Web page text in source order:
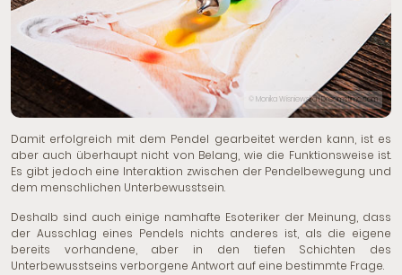
© Monika Wisniewska | Dreamstime.com
Damit erfolgreich mit dem Pendel gearbeitet werden kann, ist es
aber auch überhaupt nicht von Belang, wie die Funktionsweise ist.
Es gibt jedoch eine Interaktion zwischen der Pendelbewegung und
dem menschlichen Unterbewusstsein.
Deshalb sind auch einige namhafte Esoteriker der Meinung, dass
der Ausschlag eines Pendels nichts anderes ist, als die eigene
bereits vorhandene, aber in den tiefen Schichten des
Unterbewusstseins verborgene Antwort auf eine bestimmte Frage.